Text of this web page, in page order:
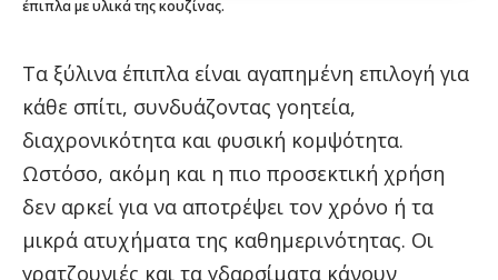
έπιπλα με υλικά της κουζίνας.
Τα ξύλινα έπιπλα είναι αγαπημένη επιλογή για
κάθε σπίτι, συνδυάζοντας γοητεία,
διαχρονικότητα και φυσική κομψότητα.
Ωστόσο, ακόμη και η πιο προσεκτική χρήση
δεν αρκεί για να αποτρέψει τον χρόνο ή τα
μικρά ατυχήματα της καθημερινότητας. Οι
γρατζουνιές και τα γδαρσίματα κάνουν